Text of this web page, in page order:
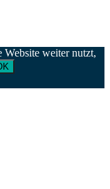
Website weiter nutzt,